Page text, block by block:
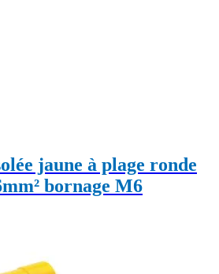
jaune à plage ronde
bornage M6